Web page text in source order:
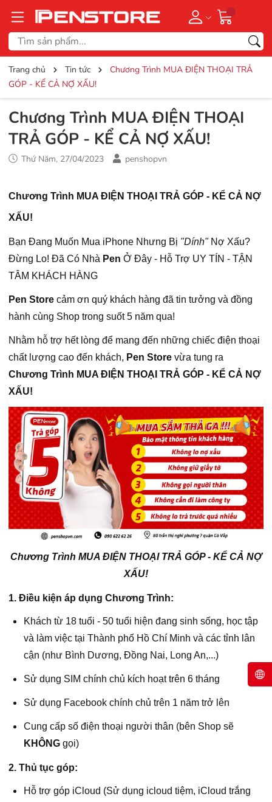
Trang chủ Tin tức
Chương Trình MUA ĐIỆN THOẠI TRẢ
GÓP - KỂ CẢ NỢ XẤU!
Chương Trình MUA ĐIỆN THOẠI
TRẢ GÓP - KỂ CẢ NỢ XẤU!
Thứ Năm, 27/04/2023 penshopvn
Chương Trình MUA ĐIỆN THOẠI TRẢ GÓP - KỂ CẢ NỢ
XẤU!
Bạn Đang Muốn Mua iPhone Nhưng Bị "Dính"Nợ Xấu?
Đừng Lo! Đã Có Nhà Pen Ở Đây - Hỗ Trợ UY TÍN - TẬN
TÂM KHÁCH HÀNG
Pen Store cảm ơn quý khách hàng đã tin tưởng và đồng
hành cùng Shop trong suốt 5 năm qua!
Nhằm hỗ trợ hết lòng để mang đến những chiếc điện thoại
chất lượng cao đến khách, Pen Store vừa tung ra
Chương Trình MUA ĐIỆN THOẠI TRẢ GÓP - KỂ CẢ NỢ
XẤU!
Chương Trình MUA ĐIỆN THOẠI TRẢ GÓP - KỂ CẢ NỢ
XẤU!
1. Điều kiện áp dụng Chương Trình:
Khách từ 18 tuổi - 50 tuổi hiện đang sinh sống, học tập
và làm việc tại Thành phố Hồ Chí Minh và các tỉnh lân
cận (như Bình Dương, Đồng Nai, Long An,...)
Sử dụng SIM chính chủ kích hoạt trên 6 tháng
Sử dụng Facebook chính chủ trên 1 năm trở lên
Cung cấp số điện thoại người thân (bên Shop sẽ
KHÔNG gọi)
2. Thủ tục góp:
Hỗ trợ góp iCloud (Sử dụng icloud tiệm, iCloud trắng